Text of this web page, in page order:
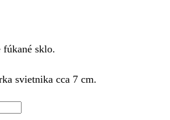
fúkané sklo.
svietnika cca 7 cm.